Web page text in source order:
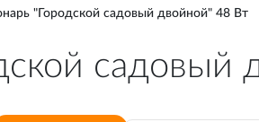
"Городской садовый двойной" 48 Вт
садовый